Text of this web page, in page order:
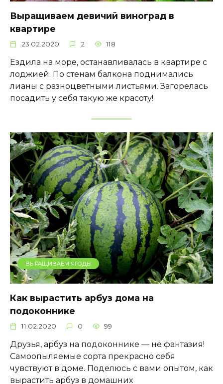
Выращиваем девичий виноград в
квартире
23.02.2020 2 118
Ездила на море, останавливалась в квартире с
лоджией. По стенам балкона поднимались
лианы с разноцветными листьями. Загорелась
посадить у себя такую же красоту!
ВЫРАЩИВАЕМ ЯГОДЫ
Как вырастить арбуз дома на
подоконнике
11.02.2020 0 99
Друзья, арбуз на подоконнике — не фантазия!
Самоопыляемые сорта прекрасно себя
чувствуют в доме. Поделюсь с вами опытом, как
вырастить арбуз в домашних